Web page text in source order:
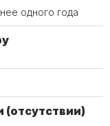
одного года
(отсутствии)